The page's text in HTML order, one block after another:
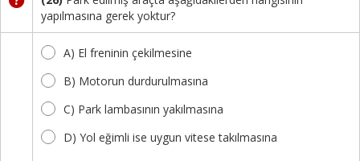
yapılmasına gerek yoktur?
A) El freninin çekilmesine
B) Motorun durdurulmasına
C) Park lambasının yakılmasına
D) Yol eğimli ise uygun vitese takılmasına